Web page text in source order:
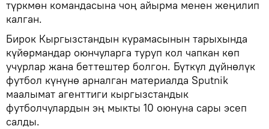
түркмөн командасына чоң айырма менен жеңилип
калган.
Бирок Кыргызстандын курамасынын тарыхында
күйөрмандар оюнчуларга туруп кол чапкан көп
учурлар жана беттештер болгон. Бүткүл дүйнөлүк
футбол күнүнө арналган материалда Sputnik
маалымат агенттиги кыргызстандык
футболчулардын эң мыкты 10 оюнуна сары эсеп
салды.